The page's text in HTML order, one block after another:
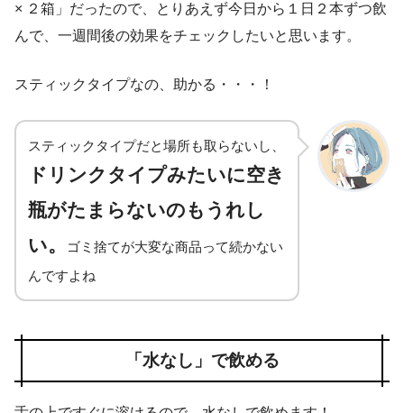
× ２箱」だったので、とりあえず今日から１日２本ずつ飲
んで、一週間後の効果をチェックしたいと思います。
スティックタイプなの、助かる・・・！
スティックタイプだと場所も取らないし、
ドリンクタイプみたいに空き
瓶がたまらないのもうれし
い。
ゴミ捨てが大変な商品って続かない
んですよね
「水なし」で飲める